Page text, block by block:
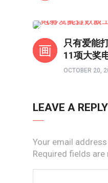
只有爱能
11项大奖
OCTOBER 20,
LEAVE A REPLY
Your email
Required fields are